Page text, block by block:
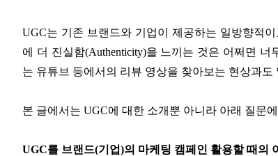
UGC는 기존 브랜드와 기업이 제공하는 일방향적
에 더 진실함(Authenticity)을 느끼는 것은 어쩌면
는 유튜브 등에서의 리뷰 영상을 찾아보는 현상과도
본 글에서는 UGC에 대한 소개뿐 아니라 아래 질문
UGC를 브랜드(기업)의 마케팅 캠페인 활용할 때의